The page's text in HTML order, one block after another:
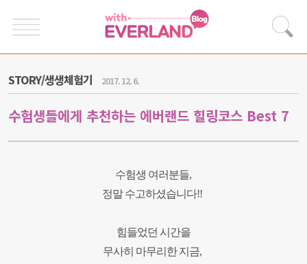
STORY/생생체험기 2017. 12. 6.
수험생들에게 추천하는 에버랜드 힐링코스 Best 7
수험생 여러분들,
정말 수고하셨습니다!!
힘들었던 시간을
무사히 마무리한 지금,